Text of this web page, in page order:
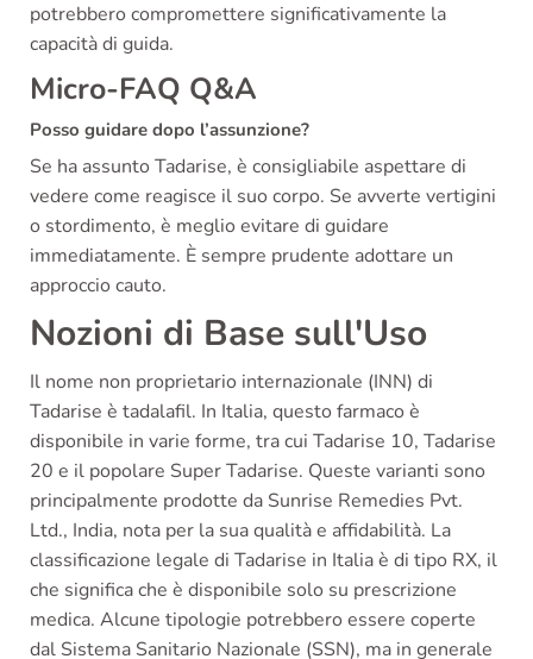
potrebbero compromettere significativamente la
capacità di guida.
Micro-FAQ Q&A
Posso guidare dopo l’assunzione?
Se ha assunto Tadarise, è consigliabile aspettare di
vedere come reagisce il suo corpo. Se avverte vertigini
o stordimento, è meglio evitare di guidare
immediatamente. È sempre prudente adottare un
approccio cauto.
Nozioni di Base sull'Uso
Il nome non proprietario internazionale (INN) di
Tadarise è tadalafil. In Italia, questo farmaco è
disponibile in varie forme, tra cui Tadarise 10, Tadarise
20 e il popolare Super Tadarise. Queste varianti sono
principalmente prodotte da Sunrise Remedies Pvt.
Ltd., India, nota per la sua qualità e affidabilità. La
classificazione legale di Tadarise in Italia è di tipo RX, il
che significa che è disponibile solo su prescrizione
medica. Alcune tipologie potrebbero essere coperte
dal Sistema Sanitario Nazionale (SSN), ma in generale